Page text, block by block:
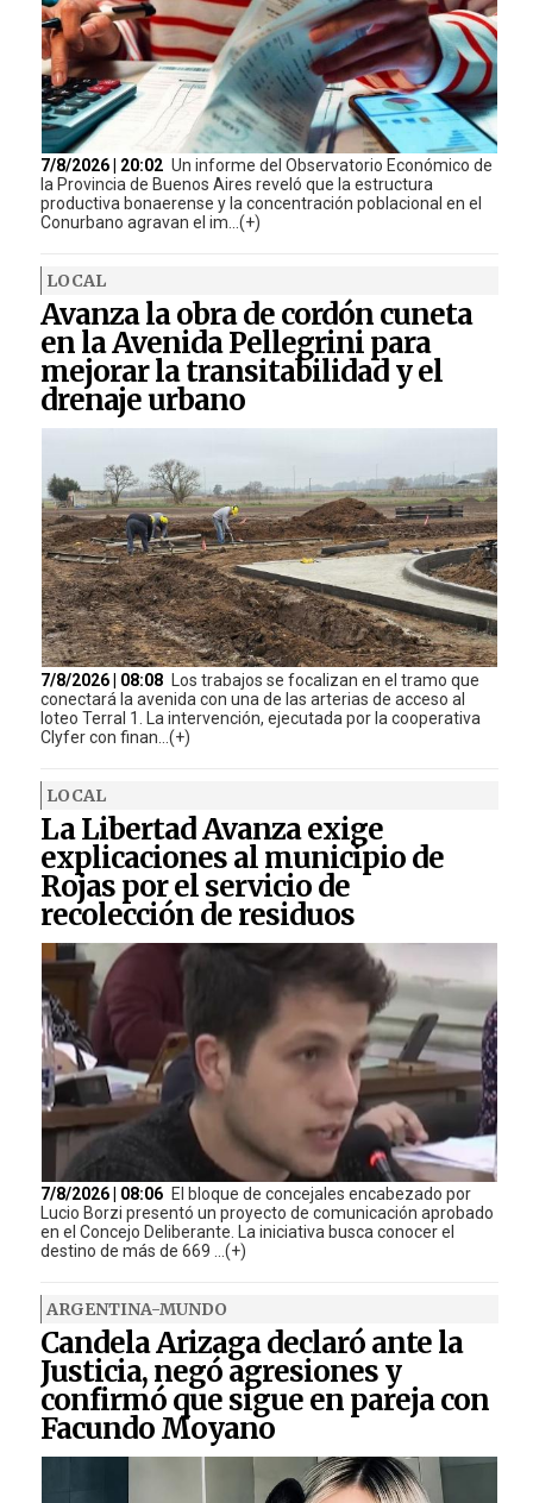
7/8/2026 | 20:02 Un informe del Observatorio Económico de
la Provincia de Buenos Aires reveló que la estructura
productiva bonaerense y la concentración poblacional en el
Conurbano agravan el im...(+)
LOCAL
Avanza la obra de cordón cuneta
en la Avenida Pellegrini para
mejorar la transitabilidad y el
drenaje urbano
7/8/2026 | 08:08
Los trabajos se focalizan en el tramo que
conectará la avenida con una de las arterias de acceso al
loteo Terral 1. La intervención, ejecutada por la cooperativa
Clyfer con finan...(+)
LOCAL
La Libertad Avanza exige
explicaciones al municipio de
Rojas por el servicio de
recolección de residuos
7/8/2026 | 08:06 El bloque de concejales encabezado por
Lucio Borzi presentó un proyecto de comunicación aprobado
en el Concejo Deliberante. La iniciativa busca conocer el
destino de más de 669 ...(+)
ARGENTINA-MUNDO
Candela Arizaga declaró ante la
Justicia, negó agresiones y
confirmó que sigue en pareja con
Facundo Moyano